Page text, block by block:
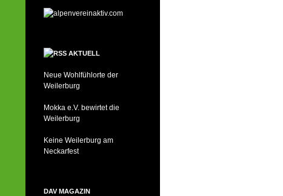
AKTUELL
Neue Wohlfühlorte der
Weilerburg
Mokka e.V. bewirtet die
Weilerburg
Keine Weilerburg am
Neckarfest
DAV MAGAZIN